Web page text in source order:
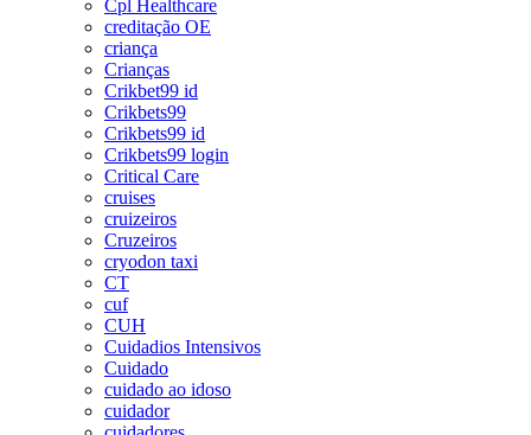
Cpl Healthcare
creditação OE
criança
Crianças
Crikbet99 id
Crikbets99
Crikbets99 id
Crikbets99 login
Critical Care
cruises
cruizeiros
Cruzeiros
cryodon taxi
CT
cuf
CUH
Cuidadios Intensivos
Cuidado
cuidado ao idoso
cuidador